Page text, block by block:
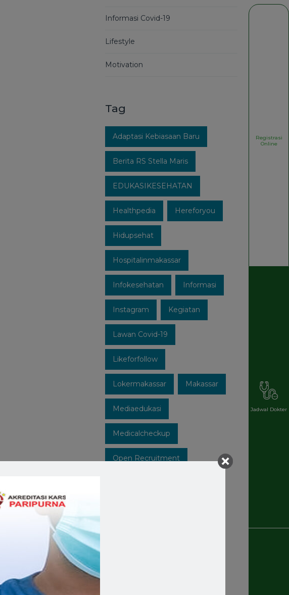
Informasi Covid-19
Lifestyle
Motivation
Tag
Adaptasi Kebiasaan Baru
Berita RS Stella Maris
EDUKASIKESEHATAN
Healthpedia Hereforyou
Hidupsehat
Hospitalinmakassar
Infokesehatan Informasi
Instagram Kegiatan
Lawan Covid-19
Likeforfollow
Lokermakassar Makassar
Mediaedukasi
Medicalcheckup
Open Recruitment
Registrasi
Online
Jadwal Dokter